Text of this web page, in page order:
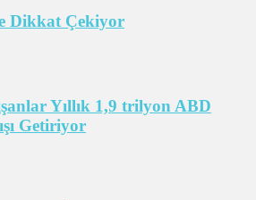
Dikkat Çekiyor
Yıllık 1,9 trilyon ABD
Getiriyor